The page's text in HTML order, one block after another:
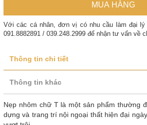
MUA HÀNG
Với các cá nhân, đơn vị có nhu cầu làm đại lý
091.8882891 / 039.248.2999 để nhận tư vấn về
Thông tin chi tiết
Thông tin khác
Nẹp nhôm chữ T là một sản phẩm thường
dựng và trang trí nội ngoại thất hiện đại